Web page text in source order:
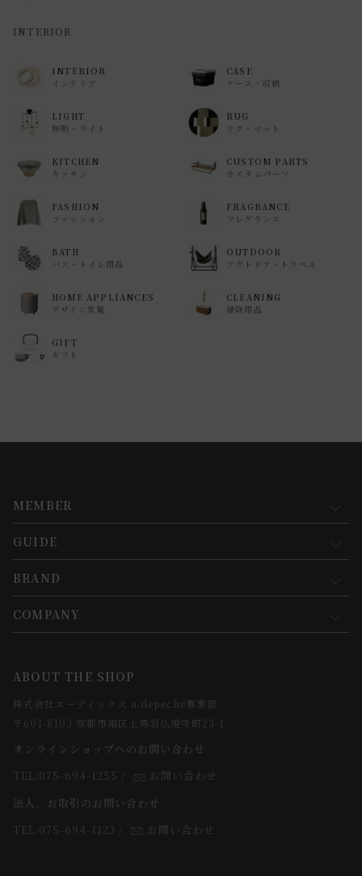
INTERIOR
INTERIOR
インテリア
CASE
ケース・収納
LIGHT
照明・ライト
RUG
ラグ・マット
KITCHEN
キッチン
CUSTOM PARTS
カスタムパーツ
FASHION
ファッション
FRAGRANCE
フレグランス
BATH
バス・トイレ用品
OUTDOOR
アウトドア・トラベル
HOME APPLIANCES
デザイン家電
CLEANING
掃除用品
GIFT
ギフト
MEMBER
マイページ
新規会員登録
会員規約について
GUIDE
お買い物ガイド
会員登録について
お支払方法について
お届けについて
よくあるご質問
BRAND
コンセプト
webカタログ
COMPANY
求人情報
法人のお客様
スタッフ
ABOUT THE SHOP
株式会社エーディックス a.depeche事業部
〒601-8103 京都市南区上鳥羽仏現寺町23-1
オンラインショップへのお問い合わせ
TEL:075-694-1255
お問い合わせ
法人、お取引のお問い合わせ
TEL:075-694-1123
お問い合わせ